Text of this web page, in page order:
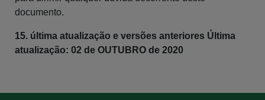
documento.
15. última atualização e versões anteriores Última
atualização: 02 de OUTUBRO de 2020